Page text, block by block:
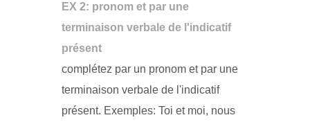
EX 2: pronom et par une
terminaison verbale de l'indicatif
présent
complétez par un pronom et par une
terminaison verbale de l'indicatif
présent. Exemples: Toi et moi, nous